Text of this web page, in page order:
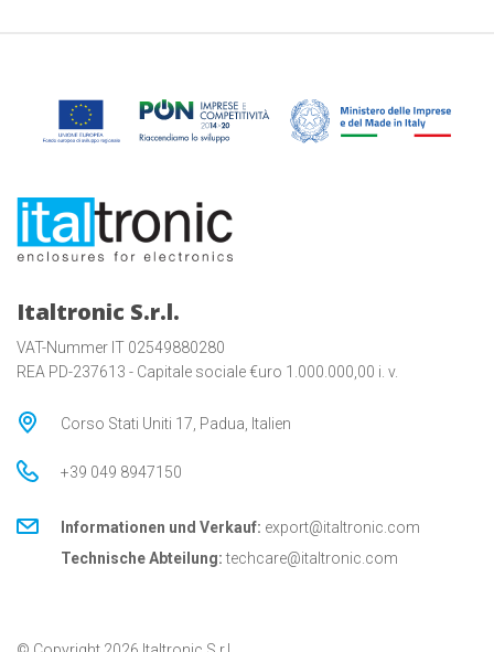
Italtronic S.r.l.
VAT-Nummer IT 02549880280
REA PD-237613 - Capitale sociale €uro 1.000.000,00 i. v.
Corso Stati Uniti 17, Padua, Italien
+39 049 8947150
Informationen und Verkauf: export@italtronic.com
Technische Abteilung: techcare@italtronic.com